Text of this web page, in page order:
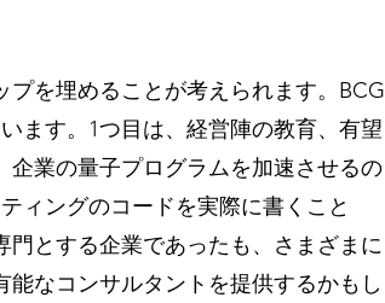
を埋めることが考えられます。BCG
ます。1つ目は、経営陣の教育、有望
業の量子プログラムを加速させるの
ィングのコードを実際に書くこと
とする企業であったも、さまざまに
なコンサルタントを提供するかもし